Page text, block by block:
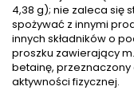
4,38 g); nie zaleca się
spożywać z innymi
innych składników o
proszku zawierający
betainę, przeznaczony
aktywności fizycznej.